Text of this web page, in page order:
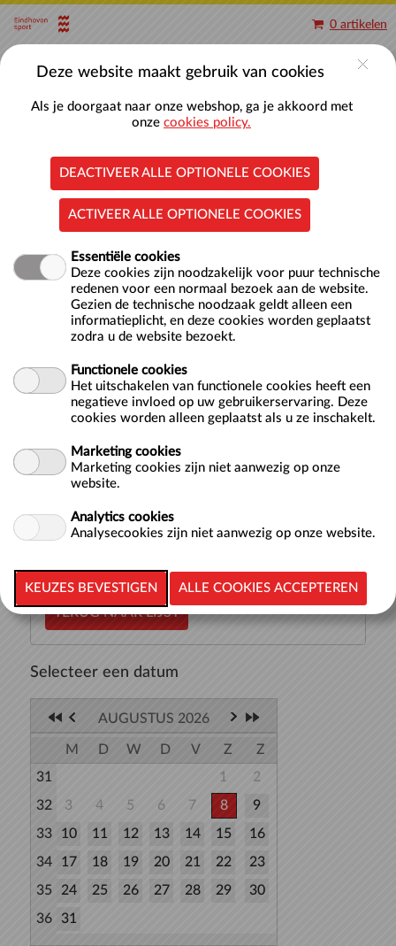
Naar hoofdinhoud
0 artikelen
Baantjes zwemmen 50-meterbaden
Locatie Nationaal Zwemcentrum De Tongelreep
5644 RX EINDHOVEN
NL
van onze 50-meterbaden: het Wedstrijdbad, Sportbad of
Trainingsbad. Bij iedere tijd waarop je kunt beginnen met
zwemmen staat aangegeven in welk bad het zwemmen
plaatsvindt. Je kunt t...
TERUG NAAR LIJST
Selecteer een datum
AUGUSTUS 2026
M D W D V Z
Z
31
1
2
32
3 4 5 6 7 8
9
33
10 11 12 13 14 15
16
34
17 18 19 20 21 22
23
35
24 25 26 27 28 29
30
36
31
Deze website maakt gebruik van cookies
Als je doorgaat naar onze webshop, ga je akkoord met
onze cookies policy.
DEACTIVEER ALLE OPTIONELE COOKIES
ACTIVEER ALLE OPTIONELE COOKIES
Essentiële cookies
Deze cookies zijn noodzakelijk voor puur technische
redenen voor een normaal bezoek aan de website.
Gezien de technische noodzaak geldt alleen een
informatieplicht, en deze cookies worden geplaatst
zodra u de website bezoekt.
Functionele cookies
Het uitschakelen van functionele cookies heeft een
negatieve invloed op uw gebruikerservaring. Deze
cookies worden alleen geplaatst als u ze inschakelt.
Marketing cookies
Marketing cookies zijn niet aanwezig op onze
website.
Analytics cookies
Analysecookies zijn niet aanwezig op onze website.